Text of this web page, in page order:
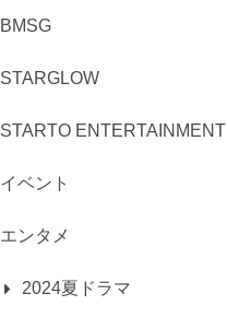
BMSG
STARGLOW
STARTO ENTERTAINMENT
イベント
エンタメ
2024夏ドラマ